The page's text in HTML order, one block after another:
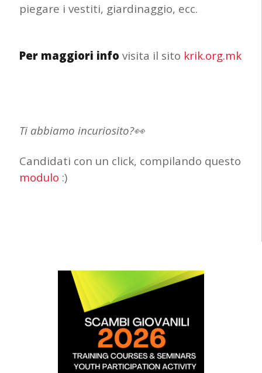
piegare i vestiti, giardinaggio, ecc.
Per maggiori info visita il sito krik.org.mk
Ti abbiamo incuriosito?👀
Candidati con un click, compilando questo
modulo :)